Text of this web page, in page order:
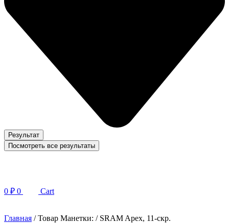
Результат
Посмотреть все результаты
0 ₽ 0 Cart
Главная / Товар Манетки: / SRAM Apex, 11-скр.